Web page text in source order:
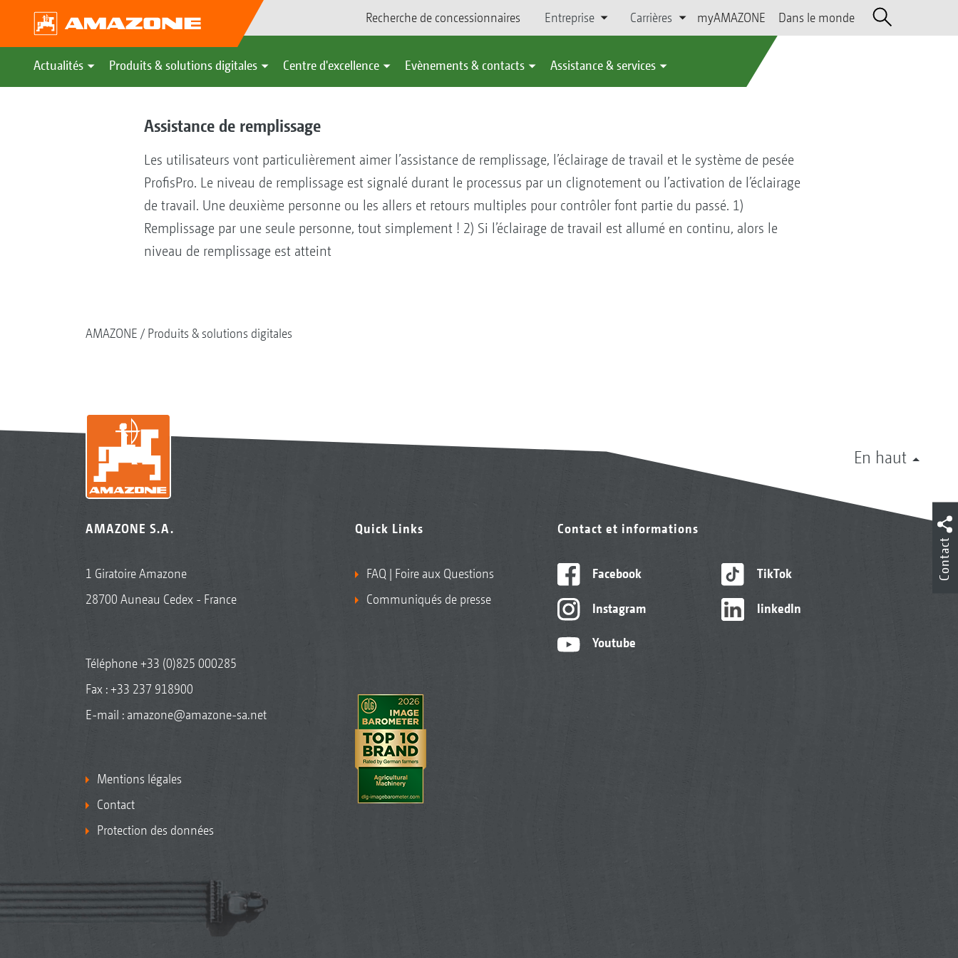
Recherche de concessionnaires Entreprise Carrières myAMAZONE Dans le monde
Actualités Produits & solutions digitales Centre d'excellence Evènements & contacts Assistance & services
Assistance de remplissage
Les utilisateurs vont particulièrement aimer l’assistance de remplissage, l’éclairage de travail et le système de pesée
ProfisPro. Le niveau de remplissage est signalé durant le processus par un clignotement ou l’activation de l’éclairage
de travail. Une deuxième personne ou les allers et retours multiples pour contrôler font partie du passé. 1)
Remplissage par une seule personne, tout simplement ! 2) Si l’éclairage de travail est allumé en continu, alors le
niveau de remplissage est atteint
AMAZONE Produits & solutions digitales
En haut
AMAZONE S.A.
1 Giratoire Amazone
28700 Auneau Cedex - France
Téléphone+33 (0)825 000285
Fax : +33 237 918900
E-mail : amazone@amazone-sa.net
Mentions légales
Contact
Protection des données
Quick Links
FAQ | Foire aux Questions
Communiqués de presse
Contact et informations
Facebook
Instagram
Youtube
TikTok
linkedIn
Contact